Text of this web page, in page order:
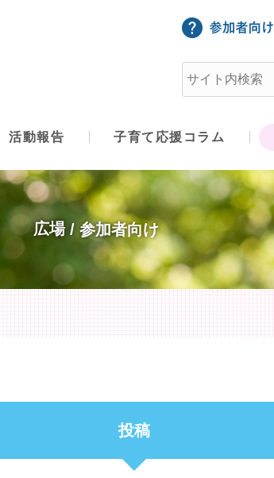
活動報告 子育て応援コラム
広場
投稿